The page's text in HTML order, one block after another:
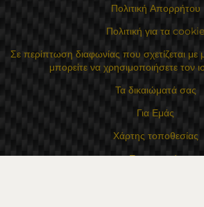
Πολιτική Απορρήτου
Πολιτική για τα cookie
Σε περίπτωση διαφωνίας που σχετίζεται με
μπορείτε να χρησιμοποιήσετε τον
Τα δικαιώματά σας
Για Εμάς
Χάρτης τοποθεσίας
Επικοινωνία